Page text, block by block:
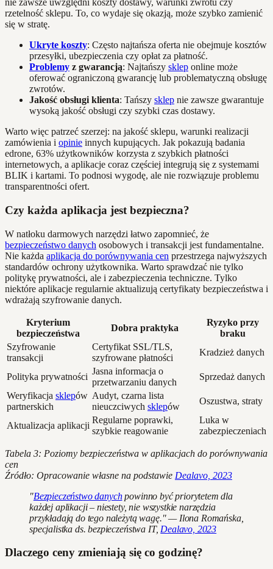
nie zawsze uwzględni koszty dostawy, warunki zwrotu czy
rzetelność sklepu. To, co wydaje się okazją, może szybko zamienić
się w stratę.
Ukryte koszty: Często najtańsza oferta nie obejmuje kosztów
przesyłki, ubezpieczenia czy opłat za płatność.
Problemy z gwarancją: Najtańszy sklep online może
oferować ograniczoną gwarancję lub problematyczną obsługę
zwrotów.
Jakość obsługi klienta: Tańszy sklep nie zawsze gwarantuje
wysoką jakość obsługi czy szybki czas dostawy.
Warto więc patrzeć szerzej: na jakość sklepu, warunki realizacji
zamówienia i opinie innych kupujących. Jak pokazują badania
edrone, 63% użytkowników korzysta z szybkich płatności
internetowych, a aplikacje coraz częściej integrują się z systemami
BLIK i kartami. To podnosi wygodę, ale nie rozwiązuje problemu
transparentności ofert.
Czy każda aplikacja jest bezpieczna?
W natłoku darmowych narzędzi łatwo zapomnieć, że
bezpieczeństwo danych osobowych i transakcji jest fundamentalne.
Nie każda aplikacja do porównywania cen przestrzega najwyższych
standardów ochrony użytkownika. Warto sprawdzać nie tylko
politykę prywatności, ale i zabezpieczenia techniczne. Tylko
niektóre aplikacje regularnie aktualizują certyfikaty bezpieczeństwa i
wdrażają szyfrowanie danych.
Kryterium
bezpieczeństwa
Dobra praktyka
Ryzyko przy
braku
Szyfrowanie
transakcji
Certyfikat SSL/TLS,
szyfrowane płatności
Kradzież danych
Polityka prywatności
Jasna informacja o
przetwarzaniu danych
Sprzedaż danych
Weryfikacja sklepów
partnerskich
Audyt, czarna lista
nieuczciwych sklepów
Oszustwa, straty
Aktualizacja aplikacji
Regularne poprawki,
szybkie reagowanie
Luka w
zabezpieczeniach
Tabela 3: Poziomy bezpieczeństwa w aplikacjach do porównywania
cen
Źródło: Opracowanie własne na podstawie Dealavo, 2023
"Bezpieczeństwo danychpowinno być priorytetem dla
każdej aplikacji – niestety, nie wszystkie narzędzia
przykładają do tego należytą wagę." — Ilona Romańska,
specjalistka ds. bezpieczeństwa IT, Dealavo, 2023
Dlaczego ceny zmieniają się co godzinę?